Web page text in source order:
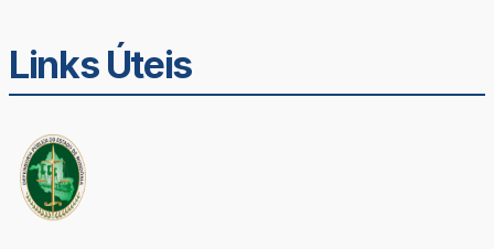
Links Úteis